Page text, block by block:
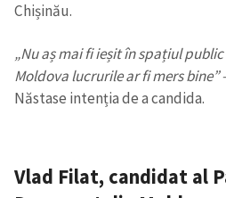
Chișinău.
„Nu aș mai fi ieșit în spațiul
Moldova lucrurile ar fi mers bine”
Năstase intenția de a candida.
Vlad Filat, candidat al